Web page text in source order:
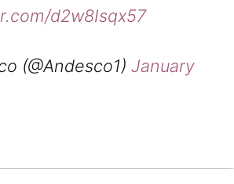
d2w8Isqx57
(@Andesco1) January